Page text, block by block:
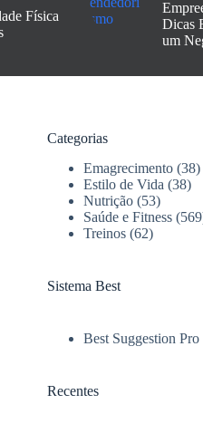
Física
Dicas
um
Categorias
Emagrecimento (38)
Estilo de Vida (38)
Nutrição (53)
Saúde e Fitness
Treinos (62)
Sistema Best
Best Suggestion Pro
Recentes